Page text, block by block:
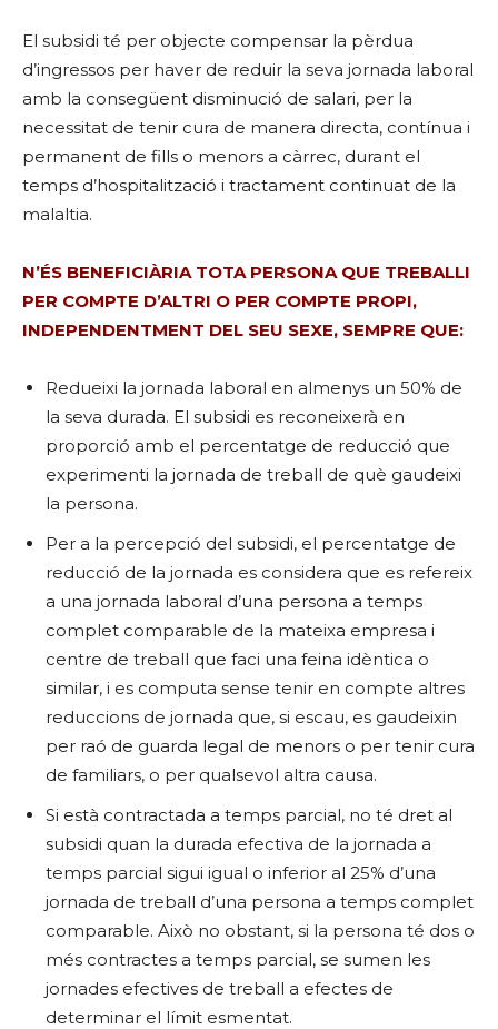
El subsidi té per objecte compensar la pèrdua
d’ingressos per haver de reduir la seva jornada laboral
amb la consegüent disminució de salari, per la
necessitat de tenir cura de manera directa, contínua i
permanent de fills o menors a càrrec, durant el
temps d’hospitalització i tractament continuat de la
malaltia.
N’ÉS BENEFICIÀRIA TOTA PERSONA QUE TREBALLI
PER COMPTE D’ALTRI O PER COMPTE PROPI,
INDEPENDENTMENT DEL SEU SEXE, SEMPRE QUE:
Redueixi la jornada laboral en almenys un 50% de
la seva durada. El subsidi es reconeixerà en
proporció amb el percentatge de reducció que
experimenti la jornada de treball de què gaudeixi
la persona.
Per a la percepció del subsidi, el percentatge de
reducció de la jornada es considera que es refereix
a una jornada laboral d’una persona a temps
complet comparable de la mateixa empresa i
centre de treball que faci una feina idèntica o
similar, i es computa sense tenir en compte altres
reduccions de jornada que, si escau, es gaudeixin
per raó de guarda legal de menors o per tenir cura
de familiars, o per qualsevol altra causa.
Si està contractada a temps parcial, no té dret al
subsidi quan la durada efectiva de la jornada a
temps parcial sigui igual o inferior al 25% d’una
jornada de treball d’una persona a temps complet
comparable. Això no obstant, si la persona té dos o
més contractes a temps parcial, se sumen les
jornades efectives de treball a efectes de
determinar el límit esmentat.